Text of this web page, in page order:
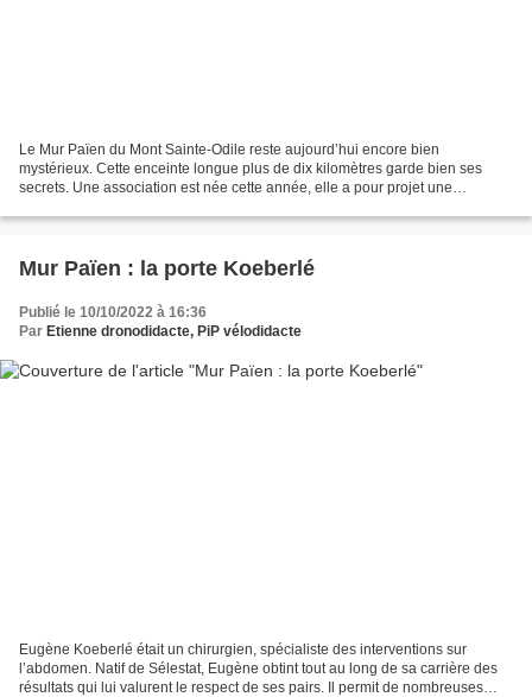
Le Mur Païen du Mont Sainte-Odile reste aujourd’hui encore bien
mystérieux. Cette enceinte longue plus de dix kilomètres garde bien ses
secrets. Une association est née cette année, elle a pour projet une
Mur Païen : la porte Koeberlé
Publié le 10/10/2022 à 16:36
Par Etienne dronodidacte, PiP vélodidacte
Eugène Koeberlé était un chirurgien, spécialiste des interventions sur
l’abdomen. Natif de Sélestat, Eugène obtint tout au long de sa carrière des
résultats qui lui valurent le respect de ses pairs. Il permit de nombreuses